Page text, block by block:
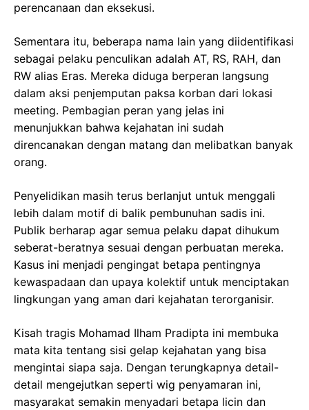
perencanaan dan eksekusi.
Sementara itu, beberapa nama lain yang diidentifikasi
sebagai pelaku penculikan adalah AT, RS, RAH, dan
RW alias Eras. Mereka diduga berperan langsung
dalam aksi penjemputan paksa korban dari lokasi
meeting. Pembagian peran yang jelas ini
menunjukkan bahwa kejahatan ini sudah
direncanakan dengan matang dan melibatkan banyak
orang.
Penyelidikan masih terus berlanjut untuk menggali
lebih dalam motif di balik pembunuhan sadis ini.
Publik berharap agar semua pelaku dapat dihukum
seberat-beratnya sesuai dengan perbuatan mereka.
Kasus ini menjadi pengingat betapa pentingnya
kewaspadaan dan upaya kolektif untuk menciptakan
lingkungan yang aman dari kejahatan terorganisir.
Kisah tragis Mohamad Ilham Pradipta ini membuka
mata kita tentang sisi gelap kejahatan yang bisa
mengintai siapa saja. Dengan terungkapnya detail-
detail mengejutkan seperti wig penyamaran ini,
masyarakat semakin menyadari betapa licin dan